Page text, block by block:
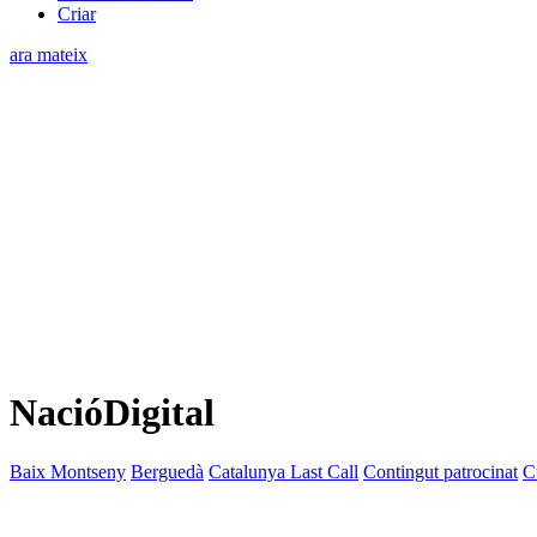
Criar
ara mateix
NacióDigital
Baix Montseny Berguedà Catalunya Last Call Contingut patrocinat